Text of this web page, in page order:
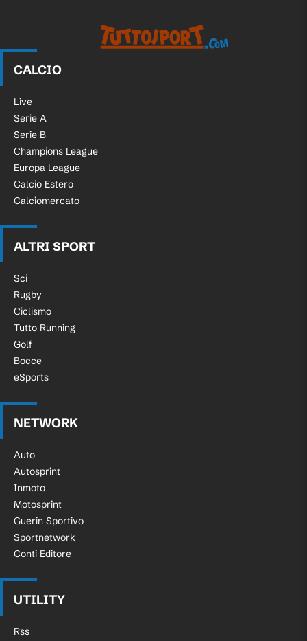
CALCIO
Live
Serie A
Serie B
Champions League
Europa League
Calcio Estero
Calciomercato
ALTRI SPORT
Sci
Rugby
Ciclismo
Tutto Running
Golf
Bocce
eSports
NETWORK
Auto
Autosprint
Inmoto
Motosprint
Guerin Sportivo
Sportnetwork
Conti Editore
UTILITY
Rss